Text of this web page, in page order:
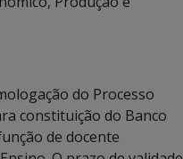
do Processo
constituição do Banco
de docente